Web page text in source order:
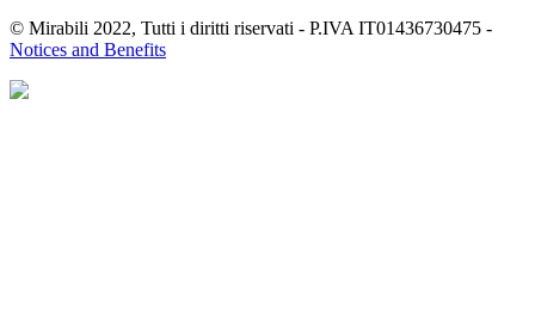
© Mirabili 2022, Tutti i diritti riservati - P.IVA IT01436730475 -
Notices and Benefits